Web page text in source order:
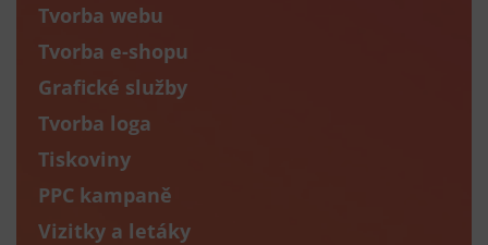
Tvorba webu
Tvorba e-shopu
Grafické služby
Tvorba loga
Tiskoviny
PPC kampaně
Vizitky a letáky